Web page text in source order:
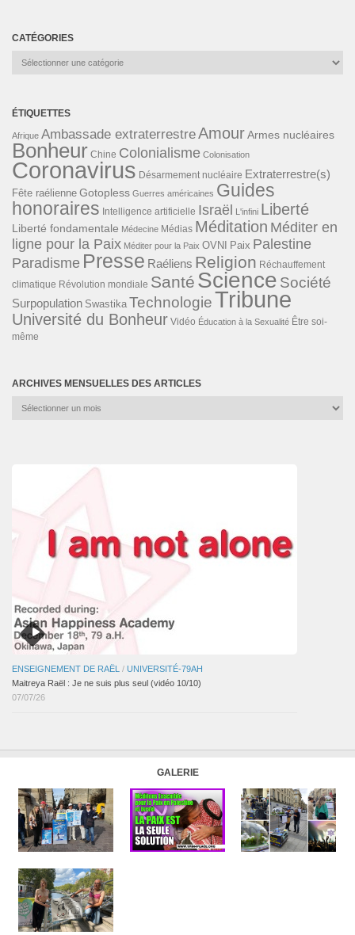
CATÉGORIES
Catégories
ÉTIQUETTES
Afrique Ambassade extraterrestreAmourArmes nucléaires
Bonheur Chine Colonialisme Colonisation
Coronavirus Désarmement nucléaire Extraterrestre(s)
Fête raélienne Gotopless Guerres américaines Guides
honoraires Intelligence artificielle Israël L'infini Liberté
Liberté fondamentale Médecine Médias Méditation Méditer en
ligne pour la Paix Méditer pour la Paix OVNI Paix Palestine
Paradisme Presse Raéliens Religion Réchauffement
climatique Révolution mondiale Santé Science Société
Surpopulation Swastika TechnologieTribune
Université du Bonheur Vidéo Éducation à la Sexualité Être soi-
même
ARCHIVES MENSUELLES DES ARTICLES
Archives
ENSEIGNEMENT DE RAËL / UNIVERSITÉ-79AH
Maitreya Raël : Je ne suis plus seul (vidéo 10/10)
07/07/26
GALERIE